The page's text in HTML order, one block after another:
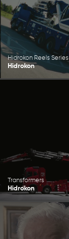
Hidrokon Reels Series
Hidrokon
Transformers
Hidrokon